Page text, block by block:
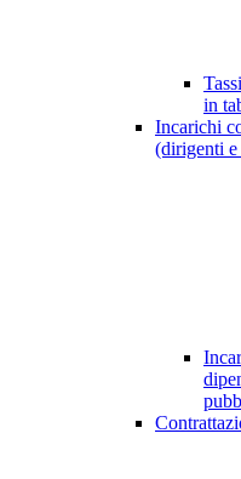
in
Incarichi
(dirigenti